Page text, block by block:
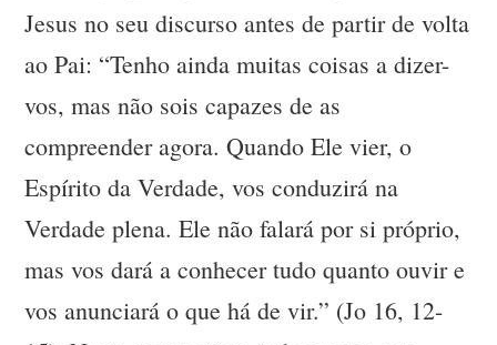
Jesus no seu discurso antes de partir de volta
ao Pai: “Tenho ainda muitas coisas a dizer-
vos, mas não sois capazes de as
compreender agora. Quando Ele vier, o
Espírito da Verdade, vos conduzirá na
Verdade plena. Ele não falará por si próprio,
mas vos dará a conhecer tudo quanto ouvir e
vos anunciará o que há de vir.” (Jo 16, 12-